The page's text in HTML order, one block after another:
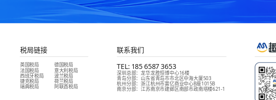
税局链接
英国税局 德国税局
法国税局 意大利税局
西班牙税局
波兰税局
捷克税局
荷兰税局
瑞典税局 阿联酋税局
联系我们
TEL: 185 6587 3653
深圳总部：龙华龙胜恒博中心16楼
青岛分部： 山东省青岛市市北区中海大厦503
杭州分部：浙江杭州市富亿商业中心B座1015B
南京分部：江苏南京市建邺区南部市政南塔楼621-1